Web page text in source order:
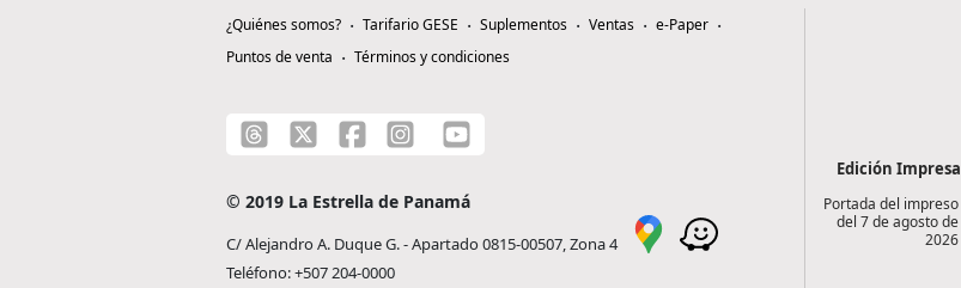
¿Quiénes somos? Tarifario GESE Suplementos Ventas
e-Paper
Puntos de venta
Términos y condiciones
© 2019 La Estrella de Panamá
C/ Alejandro A. Duque G. - Apartado 0815-00507, Zona 4
Teléfono: +507 204-0000
Edición Impresa
Portada del impreso
del 7 de agosto de
2026